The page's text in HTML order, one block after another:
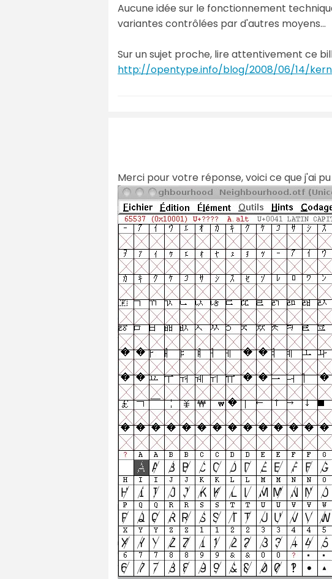
Aucune idée sur le fonctionnement
variantes contrôlées par d'autres moyens...
Sur un sujet proche, lire attentivement ce
http://opentype.info/blog/2008/06/14/
Merci pour votre réponse, voici ce que j'ai